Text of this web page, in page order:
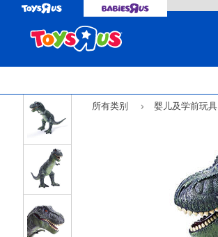
所有类别 婴儿及学前玩具